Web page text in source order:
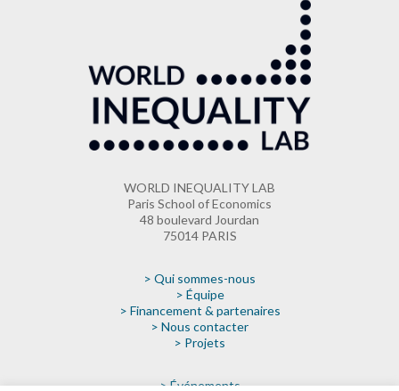
WORLD INEQUALITY LAB
Paris School of Economics
48 boulevard Jourdan
75014 PARIS
> Qui sommes-nous
> Équipe
> Financement & partenaires
> Nous contacter
> Projets
> Événements